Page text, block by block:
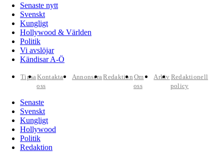
Senaste nytt
Svenskt
Kungligt
Hollywood & Världen
Politik
Vi avslöjar
Kändisar A-Ö
TipsaKontakta
oss
AnnonseraRedaktion Om
oss
Arkiv Redaktionell
policy
Senaste
Svenskt
Kungligt
Hollywood
Politik
Redaktion